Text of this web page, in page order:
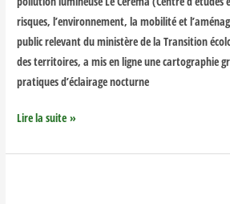
risques, l’environnement, la mobilité et
public relevant du ministère de la Transition
des territoires, a mis en ligne une cartographie
pratiques d’éclairage nocturne
Lire la suite »